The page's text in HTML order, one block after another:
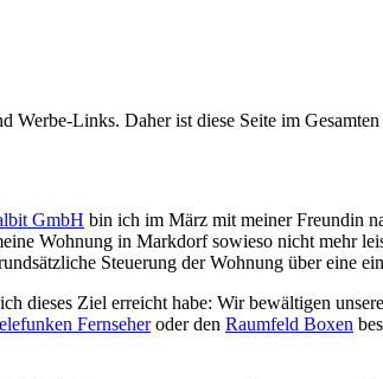
Werbe-Links. Daher ist diese Seite im
GmbH bin ich im März mit meiner Freundin
Wohnung in Markdorf sowieso nicht mehr
Steuerung der Wohnung über eine
dieses Ziel erreicht habe: Wir bewältigen
Fernseheroder den Raumfeld Boxen